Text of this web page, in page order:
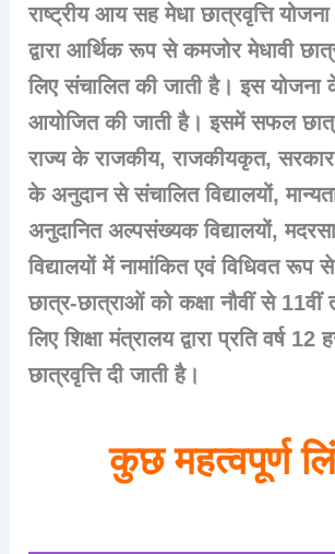
राष्ट्रीय आय सह मेधा छात्रवृत्ति
द्वारा आर्थिक रूप से कमजोर मेधावी
लिए संचालित की जाती है। इस योजना के
आयोजित की जाती है। इसमें सफल
राज्य के राजकीय, राजकीयकृत,
के अनुदान से संचालित विद्यालयों,
अनुदानित अल्पसंख्यक विद्यालयों,
विद्यालयों में नामांकित एवं विधिवत रूप
छात्र-छात्राओं को कक्षा नौवीं से
लिए शिक्षा मंत्रालय द्वारा प्रति वर्ष
छात्रवृत्ति दी जाती है।
कुछ महत्वपूर्ण